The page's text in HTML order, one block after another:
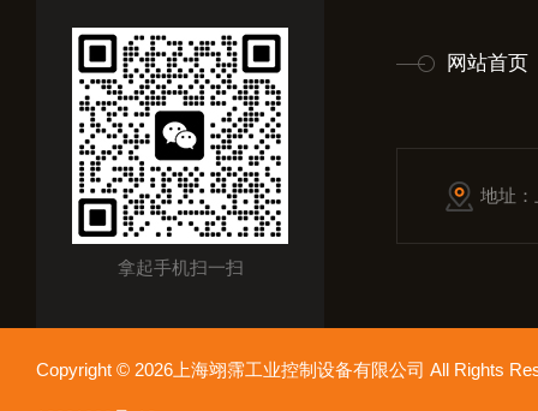
拿起手机扫一扫
网站首页
地址
Copyright © 2026上海翊霈工业控制设备有限公司 All Rights